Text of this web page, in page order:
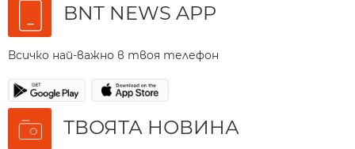
BNT NEWS APP
Всичко най-важно в твоя телефон
ТВОЯТА НОВИНА